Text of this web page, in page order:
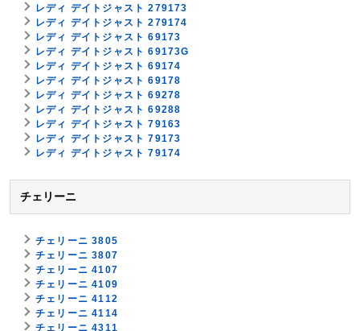
レディ デイトジャスト 279173
レディ デイトジャスト 279174
レディ デイトジャスト 69173
レディ デイトジャスト 69173G
レディ デイトジャスト 69174
レディ デイトジャスト 69178
レディ デイトジャスト 69278
レディ デイトジャスト 69288
レディ デイトジャスト 79163
レディ デイトジャスト 79173
レディ デイトジャスト 79174
チェリーニ
チェリーニ 3805
チェリーニ 3807
チェリーニ 4107
チェリーニ 4109
チェリーニ 4112
チェリーニ 4114
チェリーニ 4311